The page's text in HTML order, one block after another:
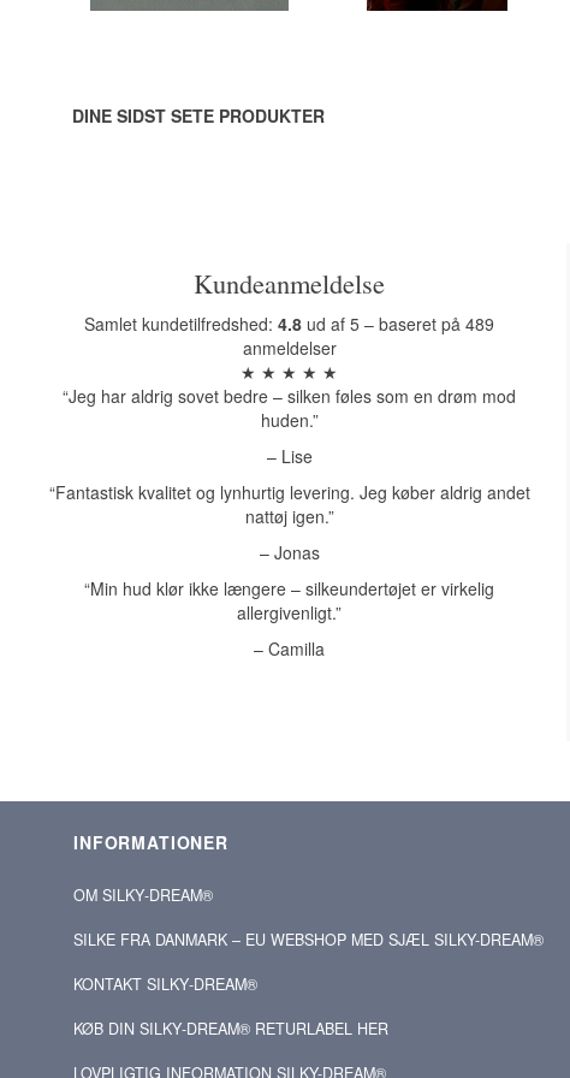
DINE SIDST SETE PRODUKTER
Kundeanmeldelse
Samlet kundetilfredshed:4.8 ud af 5 – baseret på 489
anmeldelser
★ ★ ★ ★ ★
“Jeg har aldrig sovet bedre – silken føles som en drøm mod
huden.”
– Lise
“Fantastisk kvalitet og lynhurtig levering. Jeg køber aldrig andet
nattøj igen.”
– Jonas
“Min hud klør ikke længere – silkeundertøjet er virkelig
allergivenligt.”
– Camilla
INFORMATIONER
OM SILKY‑DREAM®
SILKE FRA DANMARK – EU WEBSHOP MED SJÆL SILKY-DREAM®
KONTAKT SILKY‑DREAM®
KØB DIN SILKY‑DREAM® RETURLABEL HER
LOVPLIGTIG INFORMATION SILKY-DREAM®